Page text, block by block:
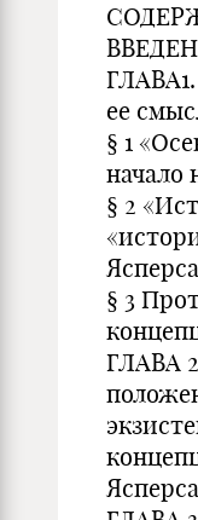
ее
§ 1
начало
§ 2
Ясперса
§ 3
ГЛАВА
Ясперса